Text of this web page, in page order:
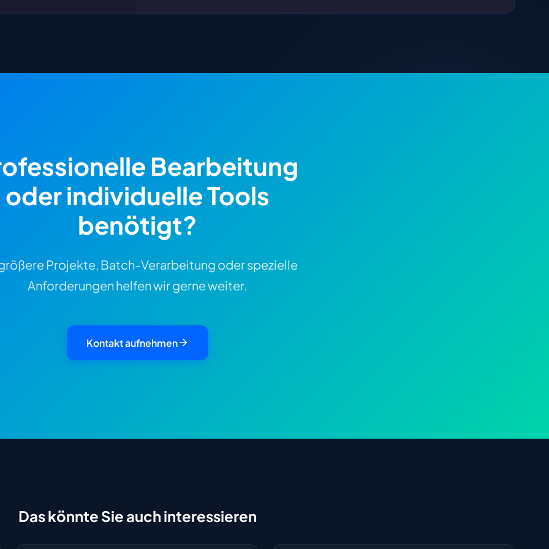
Bearbeitung
oder individuelle Tools
benötigt?
Projekte, Batch-Verarbeitung oder spezielle
Anforderungen helfen wir gerne weiter.
Kontakt aufnehmen
Das könnte Sie auch interessieren